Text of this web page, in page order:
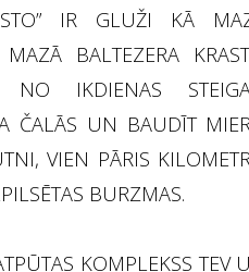
IR GLUŽI KĀ
BALTEZERA
NO IKDIENAS
ČALĀS UN BAUDĪT
VIEN PĀRIS
BURZMAS.
KOMPLEKSS TEV